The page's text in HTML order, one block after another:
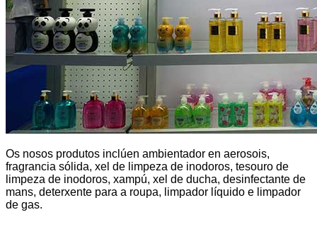
Os nosos produtos inclúen ambientador en aerosois,
fragrancia sólida, xel de limpeza de inodoros, tesouro de
limpeza de inodoros, xampú, xel de ducha, desinfectante de
mans, deterxente para a roupa, limpador líquido e limpador
de gas.